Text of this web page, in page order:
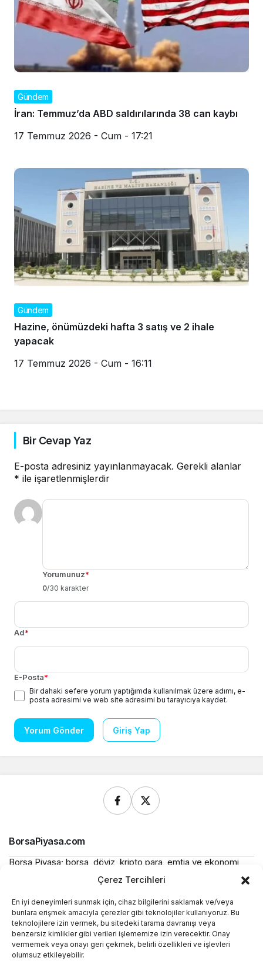
Çerez Tercihleri
En iyi deneyimleri sunmak için, cihaz bilgilerini saklamak ve/veya
bunlara erişmek amacıyla çerezler gibi teknolojiler kullanıyoruz. Bu
teknolojilere izin vermek, bu sitedeki tarama davranışı veya
benzersiz kimlikler gibi verileri işlememize izin verecektir. Onay
vermemek veya onayı geri çekmek, belirli özellikleri ve işlevleri
olumsuz etkileyebilir.
Gündem
İran: Temmuz’da ABD saldırılarında 38 can kaybı
17 Temmuz 2026 - Cum - 17:21
Gündem
Hazine, önümüzdeki hafta 3 satış ve 2 ihale
yapacak
17 Temmuz 2026 - Cum - 16:11
Bir Cevap Yaz
E-posta adresiniz yayınlanmayacak. Gerekli alanlar
* ile işaretlenmişlerdir
Yorumunuz*
0/30 karakter
Ad*
E-Posta*
Bir dahaki sefere yorum yaptığımda kullanılmak üzere adımı, e-
posta adresimi ve web site adresimi bu tarayıcıya kaydet.
Yorum Gönder Giriş Yap
BorsaPiyasa.com
Borsa Piyasa; borsa, döviz, kripto para, emtia ve ekonomi
içerikler sunan bağımsız bir dijital yayın platformudur.
Bu sitede yer alan içerikler bilgilendirme amaçlıdır ve
yatırım tavsiyesi niteliği taşımaz.
Yasal